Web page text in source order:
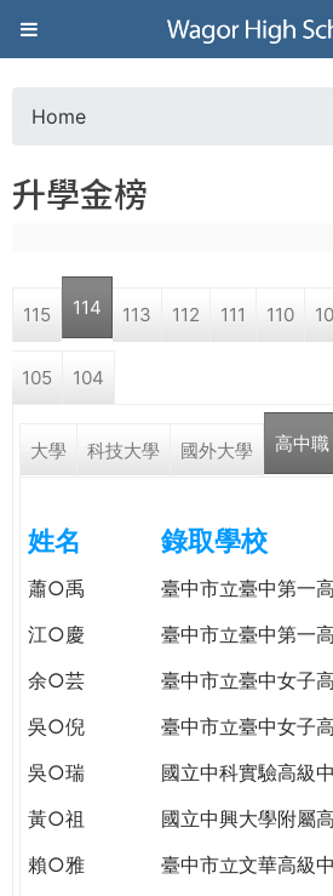
Jump to
葳
格
高
學
格。
o
a
r
e
r
e
Home
升學金榜
115 114 113 112 111 110
105 104
大學 科技大學 國外大學 高中職
姓名 錄取學校
蕭○禹
臺中市立臺中第一
江○慶
臺中市立臺中第一
余○芸
臺中市立臺中女子
吳○倪
臺中市立臺中女子
吳○瑞
國立中科實驗高級
黃○祖
國立中興大學附屬
賴○雅
臺中市立文華高級